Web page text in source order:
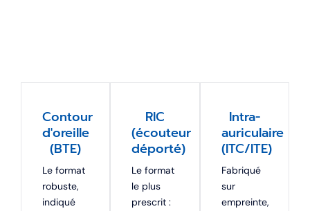
Contour
d'oreille
(BTE)
Le format
robuste,
indiqué
RIC
(écouteur
déporté)
Le format
le plus
prescrit :
Intra-
auriculaire
(ITC/ITE)
Fabriqué
sur
empreinte,